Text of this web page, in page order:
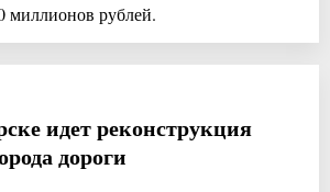
миллионов рублей.
идет реконструкция
дороги